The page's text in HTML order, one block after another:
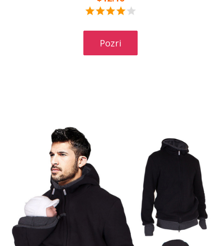
$12.16